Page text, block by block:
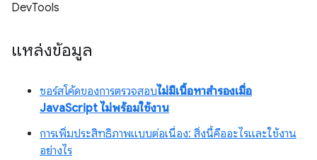
DevTools
แหล่งข้อมูล
ซอร์สโค้ดของการตรวจสอบไม่มีเนื้อหาสำรองเมื่อ
JavaScript ไม่พร้อมใช้งาน
การเพิ่มประสิทธิภาพแบบต่อเนื่อง: สิ่งนี้คืออะไรและใช้งาน
อย่างไร